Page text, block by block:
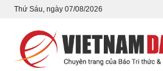
Thứ Sáu, ngày 07/08/2026